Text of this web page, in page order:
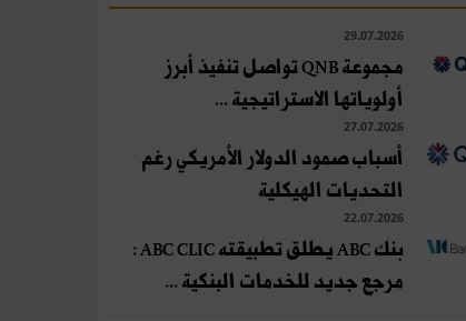
29.07.2026
مجموعة QNB تواصل تنفيذ أبرز
أولوياتها الاستراتيجية ...
27.07.2026
أسباب صمود الدولار الأمريكي رغم
التحديات الهيكلية
22.07.2026
بنك ABC يطلق تطبيقته ABC CLIC :
مرجع جديد للخدمات البنكية ...